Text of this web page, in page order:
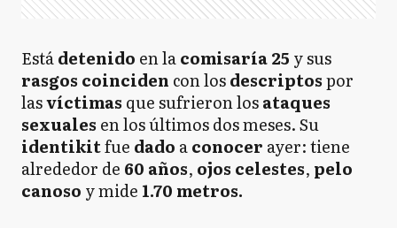
Estádetenido en lacomisaría25 y sus
rasgos coinciden con losdescriptospor
lasvíctimas que sufrieron losataques
sexuales en los últimos dos meses. Su
identikitfue dado aconocer ayer: tiene
alrededor de 60 años, ojos celestes, pelo
canoso y mide 1.70 metros.